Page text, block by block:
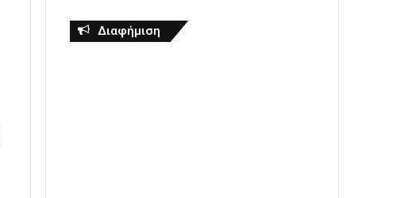
Διαφήμιση